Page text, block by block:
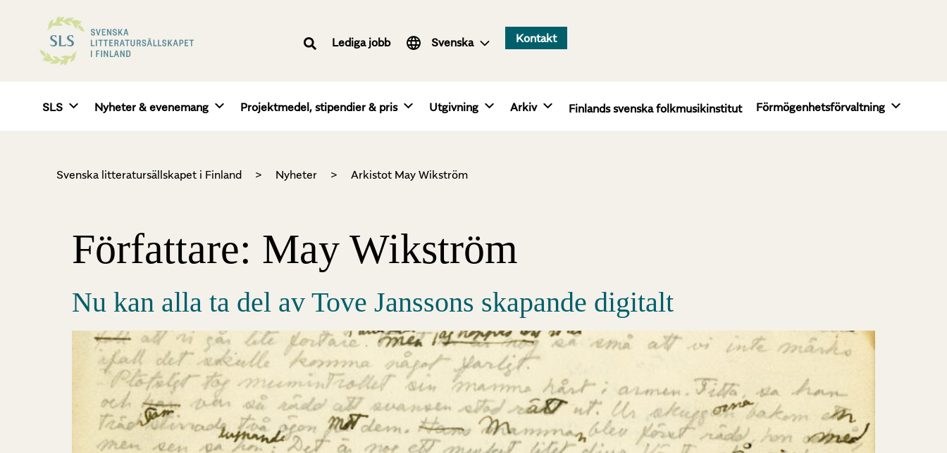
Lediga jobb Svenska
English Kontakt
SLS Nyheter & evenemang Projektmedel, stipendier & pris Utgivning Arkiv Finlands svenska folkmusikinstitut Förmögenhetsförvaltning
Svenska litteratursällskapet i Finland > Nyheter > Arkistot May Wikström
Författare: May Wikström
Nu kan alla ta del av Tove Janssons skapande digitalt